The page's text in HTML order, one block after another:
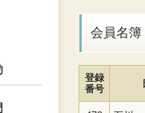
会員名簿
登録
番号